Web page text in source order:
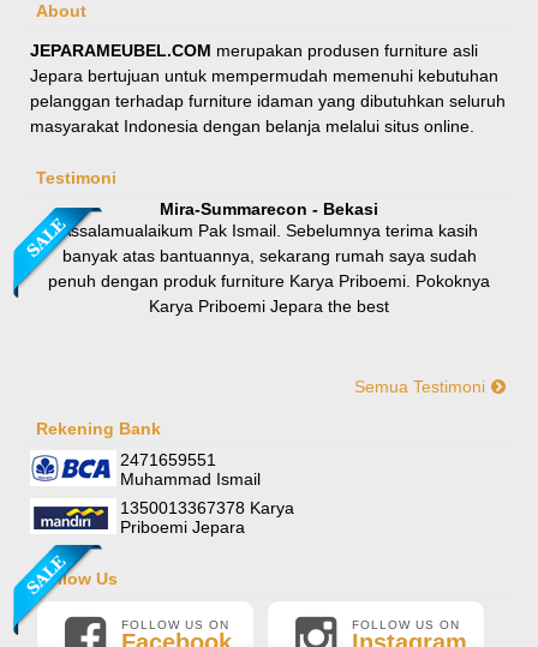
Meja Makan Oval Minimalis Kursi Silang
Rp 8.100.0009.000.000
Rp (Hubungi CS)
About
JEPARAMEUBEL.COM merupakan produsen furniture asli
Jepara bertujuan untuk mempermudah memenuhi kebutuhan
pelanggan terhadap furniture idaman yang dibutuhkan seluruh
masyarakat Indonesia dengan belanja melalui situs online.
Testimoni
Mira-Summarecon - Bekasi
Assalamualaikum Pak Ismail. Sebelumnya terima kasih
banyak atas bantuannya, sekarang rumah saya sudah
penuh dengan produk furniture Karya Priboemi. Pokoknya
Karya Priboemi Jepara the best
Hallo mas ismail, terima kasih banyak ya. Barang furniture
kasih banyak mas mail.
Semua Testimoni
Rekening Bank
2471659551
Muhammad Ismail
1350013367378 Karya
Priboemi Jepara
Follow Us
FOLLOW US ON FOLLOW US ON